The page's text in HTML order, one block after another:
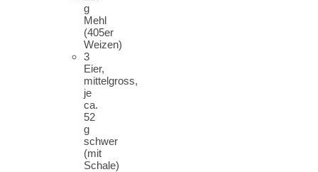
g
Mehl
(405er
Weizen)
3
Eier,
mittelgross,
je
ca.
52
g
schwer
(mit
Schale)